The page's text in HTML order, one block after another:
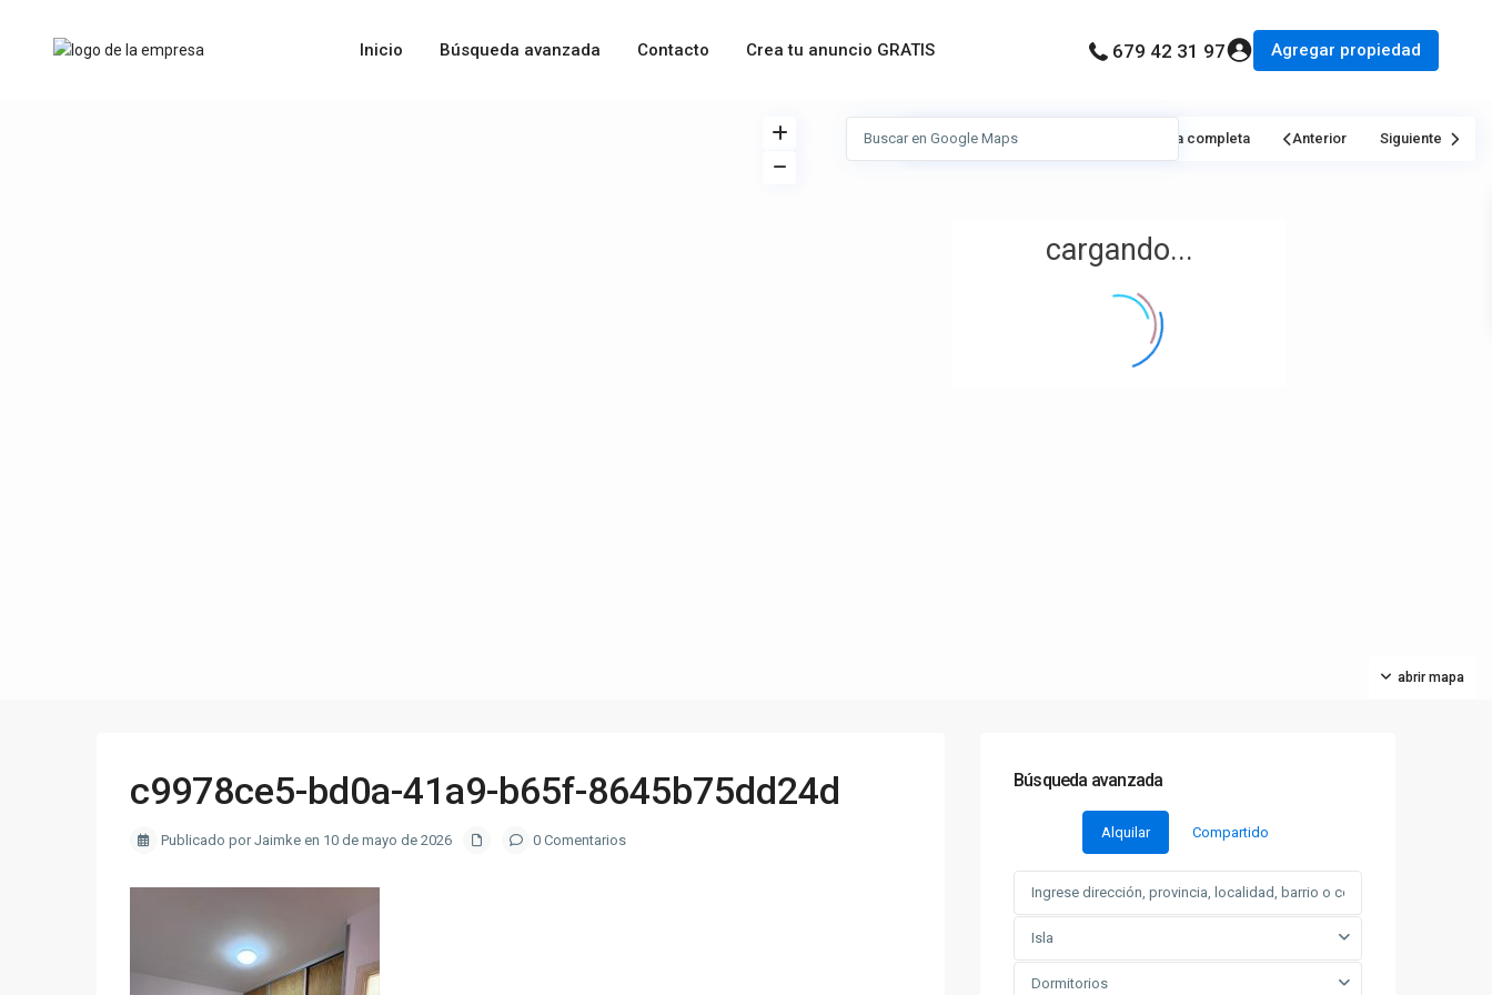
Inicio Búsqueda avanzada Contacto Crea tu anuncio GRATIS 679 42 31 97 Agregar propiedad
cargando...
abrir mapa
Ver Mi Ubicación Pantalla completa Anterior Siguiente
c9978ce5-bd0a-41a9-b65f-8645b75dd24d
Publicado por Jaimke en 10 de mayo de 2026 0 Comentarios
Búsqueda avanzada
Alquilar Compartido
Isla
Dormitorios